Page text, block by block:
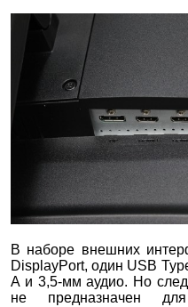
В наборе внешних
DisplayPort, один USB
A и 3,5-мм аудио. Но
не предназначен